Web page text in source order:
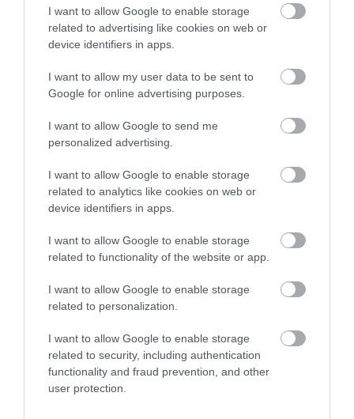
I want to allow Google to enable storage
related to advertising like cookies on web or
device identifiers in apps.
I want to allow my user data to be sent to
Google for online advertising purposes.
I want to allow Google to send me
personalized advertising.
I want to allow Google to enable storage
related to analytics like cookies on web or
device identifiers in apps.
I want to allow Google to enable storage
related to functionality of the website or app.
I want to allow Google to enable storage
related to personalization.
I want to allow Google to enable storage
related to security, including authentication
functionality and fraud prevention, and other
user protection.
Μπαλατσούκας pagenews.gr:«Η κυβέρνηση θυμάται τους
πυροσβέστες όταν τους λέει ήρωες–όχι όταν ζητούν
Γ.Βρεττάκος στο pagenews.gr: «Το ΠΑΣΟΚ μπλοκάρει τη
Συνταγματική Αναθεώρηση και φορτώνει ευθύνες στη